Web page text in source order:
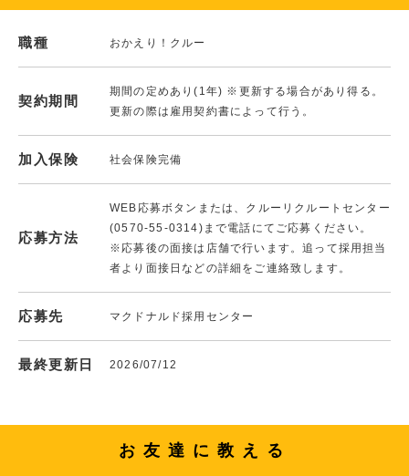
職種 おかえり！クルー
契約期間
期間の定めあり(1年) ※更新する場合があり得る。
更新の際は雇用契約書によって行う。
加入保険 社会保険完備
応募方法
WEB応募ボタンまたは、クルーリクルートセンター
(0570-55-0314)まで電話にてご応募ください。
※応募後の面接は店舗で行います。追って採用担当
者より面接日などの詳細をご連絡致します。
応募先 マクドナルド採用センター
最終更新日 2026/07/12
お友達に教える